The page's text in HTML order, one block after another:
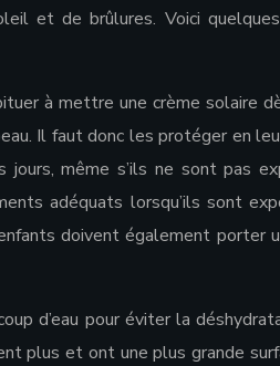
et de brûlures. Voici
à mettre une crème solaire
Il faut donc les protéger en
même s’ils ne sont pas
adéquats lorsqu’ils sont
doivent également porter
d’eau pour éviter la
plus et ont une plus grande